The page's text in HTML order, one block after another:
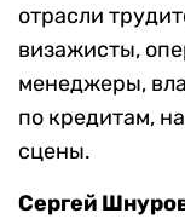
отрасли
визажисты,
менеджеры,
по кредитам,
сцены.
Сергей